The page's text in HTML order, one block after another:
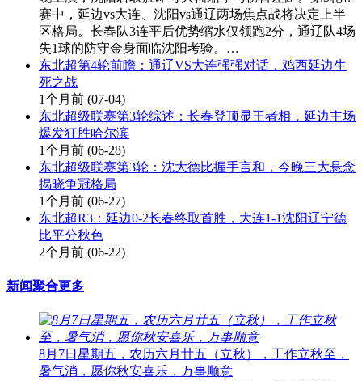
赛中，延边vs大连、沈阳vs通辽两场焦点战将决定上半
区格局。长春队3连平后优势缩水仅领跑2分，通辽队4场
失1球的防守金身面临沈阳考验。…
东北超第4轮前瞻：通辽VS大连强强对话，鸡西延边生
死之战
1个月前 (07-04)
东北超级联赛第3轮综述：长春登顶显王者相，延边主场
爆发狂胜哈尔滨
1个月前 (06-28)
东北超级联赛第3轮：沈大德比握手言和，今晚三大悬念
揭晓争冠格局
1个月前 (06-27)
东北超R3：延边0-2长春终取首胜，大连1-1沈阳辽宁德
比平分秋色
2个月前 (06-22)
新闻聚合更多
8月7日星期五，农历六月廿五（立秋），工作立秋至，
暑气消，愿你秋安喜乐，万事顺意